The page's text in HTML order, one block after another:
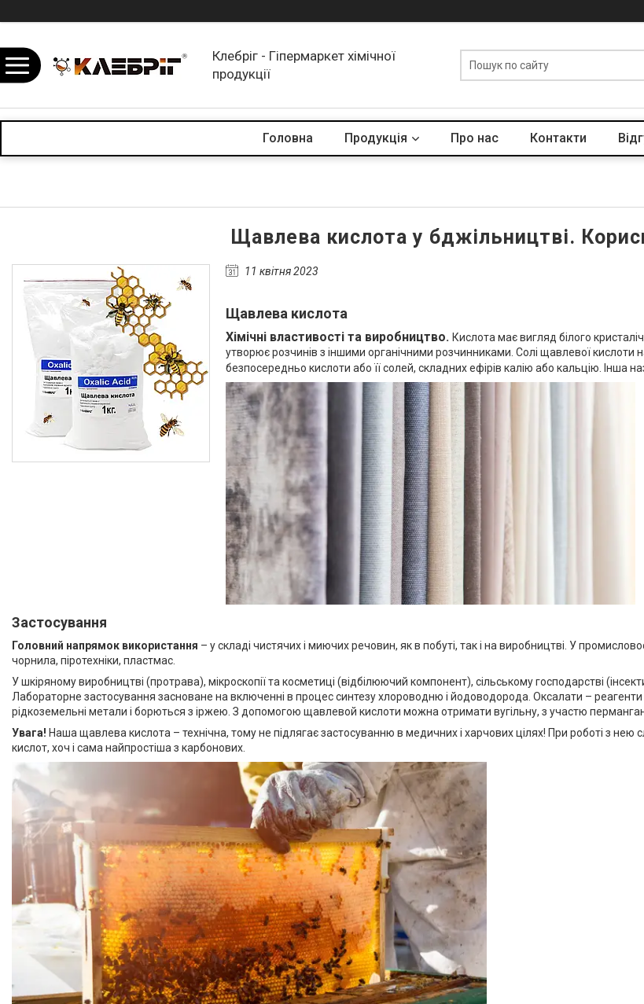
Клебріг - Гіпермаркет хімічної
продукції
Головна Продукція Про нас Контакти
Щавлева кислота у бджільництві.
11 квітня 2023
Щавлева кислота
Хімічні властивості та виробництво. Кислота має вигляд білого
утворює розчинів з іншими органічними розчинниками. Солі щавлевої кислоти
безпосередньо кислоти або її солей, складних ефірів калію або кальцію. Інша
Застосування
Головний напрямок використання – у складі чистячих і миючих речовин, як в побуті, так і на виробництві. У
чорнила, піротехніки, пластмас.
У шкіряному виробництві (протрава), мікроскопії та косметиці (відбілюючий компонент), сільському господарстві
Лабораторне застосування засноване на включенні в процес синтезу хлороводню і йодоводорода. Оксалати – реагенти
рідкоземельні метали і борються з іржею. З допомогою щавлевой кислоти можна отримати вугільну, з участю
Увага! Наша щавлева кислота – технічна, тому не підлягає застосуванню в медичних і харчових цілях! При роботі з нею
кислот, хоч і сама найпростіша з карбонових.